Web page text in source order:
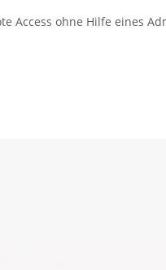
Access ohne Hilfe eines